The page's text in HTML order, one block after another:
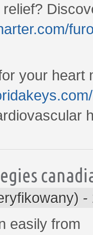
your heart
-
easily from